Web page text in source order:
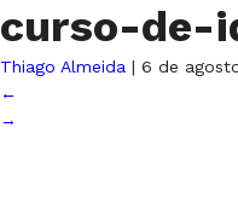
curso-de-
Thiago Almeida | 6 de
←
→